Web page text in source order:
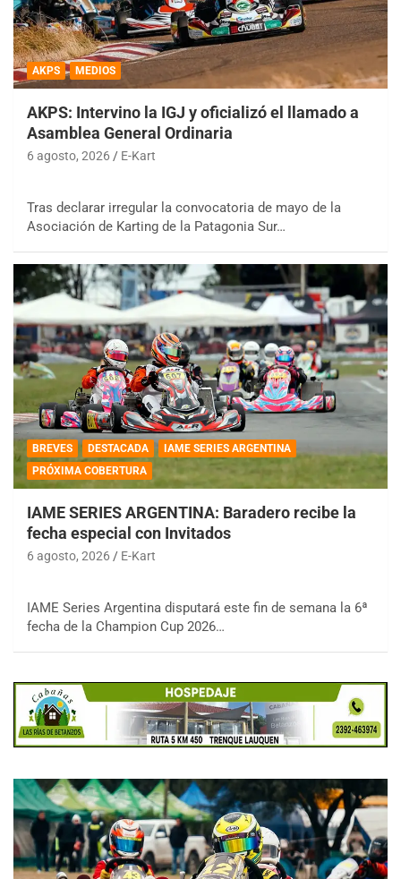
AKPS MEDIOS
AKPS: Intervino la IGJ y oficializó el llamado a
Asamblea General Ordinaria
6 agosto, 2026 E-Kart
Tras declarar irregular la convocatoria de mayo de la
Asociación de Karting de la Patagonia Sur…
BREVES DESTACADA
IAME SERIES ARGENTINA
PRÓXIMA COBERTURA
IAME SERIES ARGENTINA: Baradero recibe la
fecha especial con Invitados
6 agosto, 2026 E-Kart
IAME Series Argentina disputará este fin de semana la 6ª
fecha de la Champion Cup 2026…